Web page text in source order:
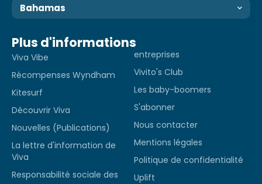
Bahamas
Plus d'informations
Viva Vibe
Récompenses Wyndham
Kitesurf
Découvrir Viva
Nouvelles (Publications)
La lettre d'information de
Viva
Responsabilité sociale des
entreprises
Vivito's Club
Les baby-boomers
S'abonner
Nous contacter
Mentions légales
Politique de confidentialité
Uplift